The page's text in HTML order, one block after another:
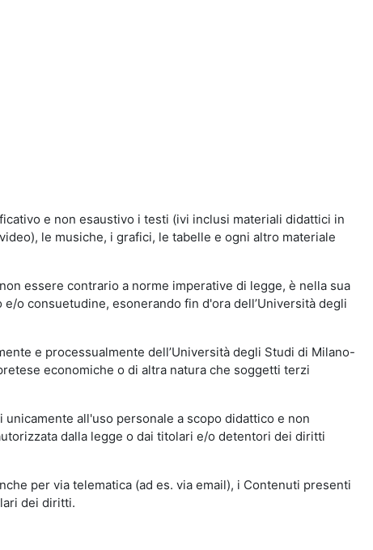
e non esaustivo i testi (ivi inclusi materiali didattici in
le musiche, i grafici, le tabelle e ogni altro materiale
essere contrario a norme imperative di legge, è nella sua
o consuetudine, esonerando fin d'ora dell’Università degli
e processualmente dell’Università degli Studi di Milano-
economiche o di altra natura che soggetti terzi
all'uso personale a scopo didattico e non
dalla legge o dai titolari e/o detentori dei diritti
per via telematica (ad es. via email), i Contenuti presenti
dei diritti.